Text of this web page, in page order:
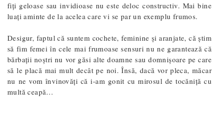
fiți geloase sau invidioase nu este deloc constructiv. Mai bine
luați aminte de la acelea care vi se par un exemplu frumos.
Desigur, faptul că suntem cochete, feminine și aranjate, că știm
să fim femei în cele mai frumoase sensuri nu ne garantează că
bărbații noștri nu vor găsi alte doamne sau domnișoare pe care
să le placă mai mult decât pe noi. Însă, dacă vor pleca, măcar
nu ne vom învinovăți că i-am gonit cu mirosul de tocăniță cu
multă ceapă…